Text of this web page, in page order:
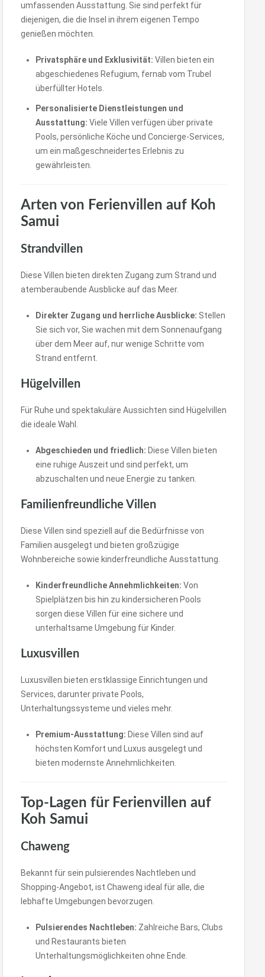
umfassenden Ausstattung. Sie sind perfekt für
diejenigen, die die Insel in ihrem eigenen Tempo
genießen möchten.
Privatsphäre und Exklusivität: Villen bieten ein
abgeschiedenes Refugium, fernab vom Trubel
überfüllter Hotels.
Personalisierte Dienstleistungen und
Ausstattung: Viele Villen verfügen über private
Pools, persönliche Köche und Concierge-Services,
um ein maßgeschneidertes Erlebnis zu
gewährleisten.
Arten von Ferienvillen auf Koh
Samui
Strandvillen
Diese Villen bieten direkten Zugang zum Strand und
atemberaubende Ausblicke auf das Meer.
Direkter Zugang und herrliche Ausblicke: Stellen
Sie sich vor, Sie wachen mit dem Sonnenaufgang
über dem Meer auf, nur wenige Schritte vom
Strand entfernt.
Hügelvillen
Für Ruhe und spektakuläre Aussichten sind Hügelvillen
die ideale Wahl.
Abgeschieden und friedlich: Diese Villen bieten
eine ruhige Auszeit und sind perfekt, um
abzuschalten und neue Energie zu tanken.
Familienfreundliche Villen
Diese Villen sind speziell auf die Bedürfnisse von
Familien ausgelegt und bieten großzügige
Wohnbereiche sowie kinderfreundliche Ausstattung.
Kinderfreundliche Annehmlichkeiten: Von
Spielplätzen bis hin zu kindersicheren Pools
sorgen diese Villen für eine sichere und
unterhaltsame Umgebung für Kinder.
Luxusvillen
Luxusvillen bieten erstklassige Einrichtungen und
Services, darunter private Pools,
Unterhaltungssysteme und vieles mehr.
Premium-Ausstattung: Diese Villen sind auf
höchsten Komfort und Luxus ausgelegt und
bieten modernste Annehmlichkeiten.
Top-Lagen für Ferienvillen auf
Koh Samui
Chaweng
Bekannt für sein pulsierendes Nachtleben und
Shopping-Angebot, ist Chaweng ideal für alle, die
lebhafte Umgebungen bevorzugen.
Pulsierendes Nachtleben: Zahlreiche Bars, Clubs
und Restaurants bieten
Unterhaltungsmöglichkeiten ohne Ende.